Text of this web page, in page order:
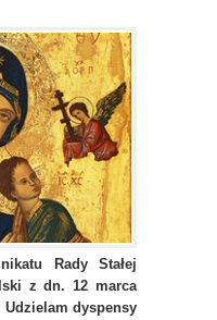
Rady Stałej
z dn. 12 marca
Udzielam dyspensy